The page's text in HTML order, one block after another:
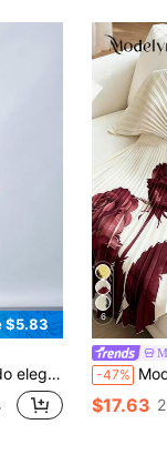
$5.83
compras, fiestas y reuniones
6
-47% Modelyn Vestido elegante
$17.63